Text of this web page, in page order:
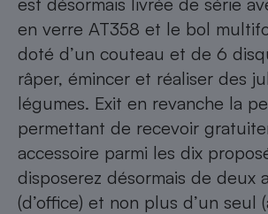
en verre AT358 et le bol
doté d’un couteau et de 6
râper, émincer et réaliser des
légumes. Exit en revanche la
permettant de recevoir
accessoire parmi les dix
disposerez désormais de deux
(d’office) et non plus d’un seul